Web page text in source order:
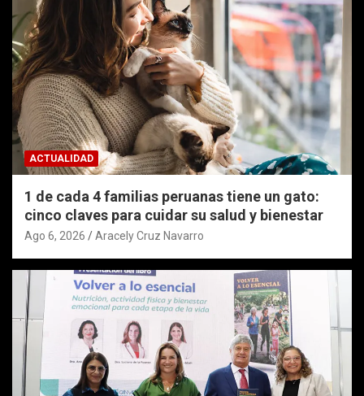
ACTUALIDAD
1 de cada 4 familias peruanas tiene un gato:
cinco claves para cuidar su salud y bienestar
Ago 6, 2026 Aracely Cruz Navarro